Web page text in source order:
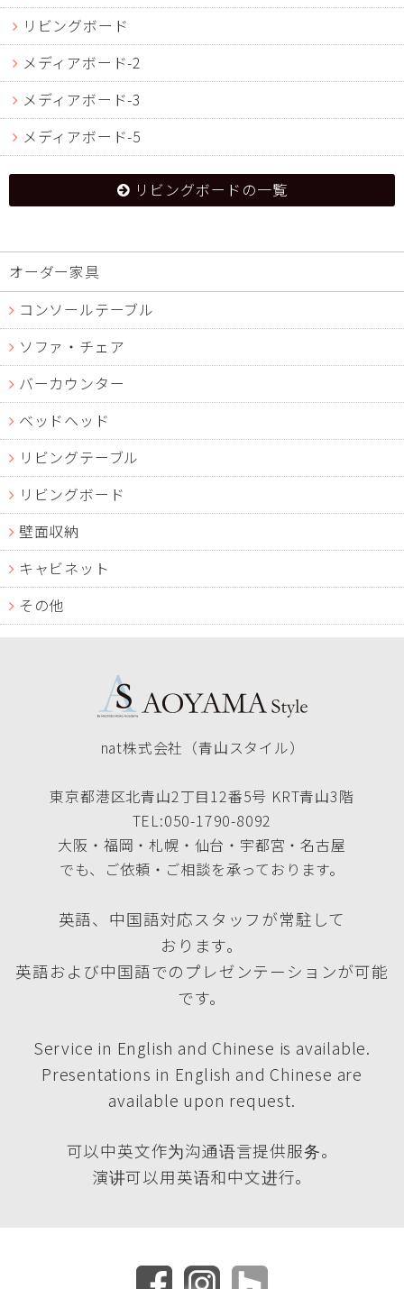
リビングボード
メディアボード-2
メディアボード-3
メディアボード-5
リビングボードの一覧
オーダー家具
コンソールテーブル
ソファ・チェア
バーカウンター
ベッドヘッド
リビングテーブル
リビングボード
壁面収納
キャビネット
その他
nat株式会社（青山スタイル）
東京都港区北青山2丁目12番5号 KRT青山3階
TEL:050-1790-8092
大阪・福岡・札幌・仙台・宇都宮・名古屋
でも、ご依頼・ご相談を承っております。
英語、中国語対応スタッフが常駐して
おります。
英語および中国語でのプレゼンテーションが可能
です。
Service in English and Chinese is available.
Presentations in English and Chinese are
available upon request.
可以中英文作为沟通语言提供服务。
演讲可以用英语和中文进行。